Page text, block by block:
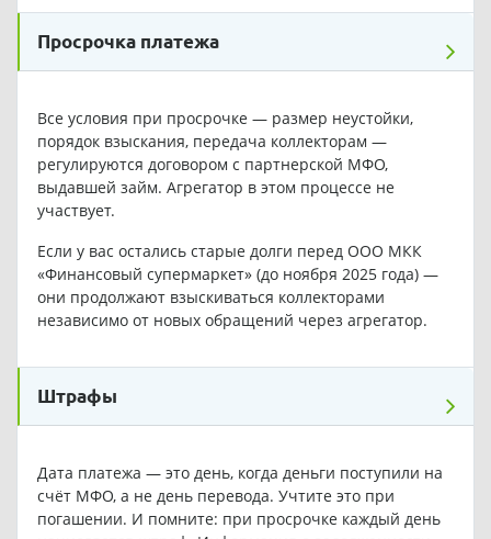
Просрочка платежа
Все условия при просрочке — размер неустойки,
порядок взыскания, передача коллекторам —
регулируются договором с партнерской МФО,
выдавшей займ. Агрегатор в этом процессе не
участвует.
Если у вас остались старые долги перед ООО МКК
«Финансовый супермаркет» (до ноября 2025 года) —
они продолжают взыскиваться коллекторами
независимо от новых обращений через агрегатор.
Штрафы
Дата платежа — это день, когда деньги поступили на
счёт МФО, а не день перевода. Учтите это при
погашении. И помните: при просрочке каждый день